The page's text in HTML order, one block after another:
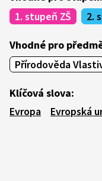
1. stupeň ZŠ
2.
Vhodné pro
Přírodověda
Klíčová slova:
Evropa
Evropská